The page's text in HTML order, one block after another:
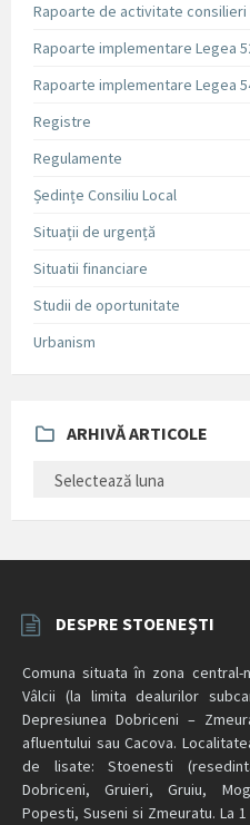
Rapoarte de activitate consilieri
Rapoarte implementare Legea
Rapoarte implementare Legea
Registre
Regulamente
Ședințe Consiliu Local
Situații de urgență
Situatii financiare
Studii de oportunitate
Urbanism
ARHIVĂ ARTICOLE
ARTICOLE
DESPRE STOENEȘTI
Comuna situata în zona
Vâlcii (la limita dealurilor
Depresiunea Dobriceni –
afluentului sau Cacova.
de lisate: Stoenesti
Dobriceni, Gruieri, Gruiu,
Popesti, Suseni si Zmeuratu. La